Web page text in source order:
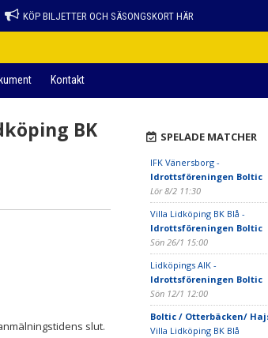
KÖP BILJETTER OCH SÄSONGSKORT HÄR
Kontakt
BK
slut.
SPELADE MATCHER
IFK Vänersborg -
Idrottsföreningen Boltic
Lör 8/2 11:30
Villa Lidköping BK Blå -
Idrottsföreningen Boltic
Sön 26/1 15:00
Lidköpings AIK -
Idrottsföreningen Boltic
Sön 12/1 12:00
Boltic / Otterbäcken/
Villa Lidköping BK Blå